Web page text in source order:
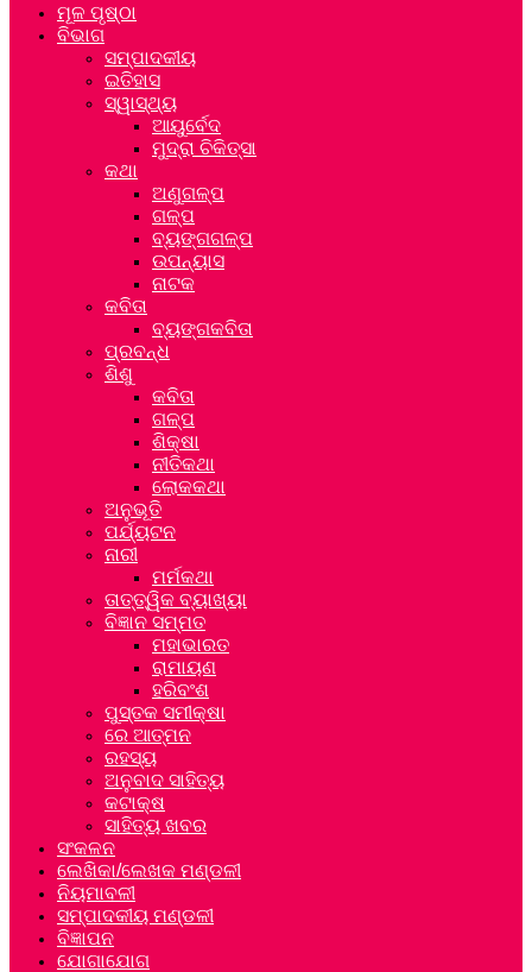
ମୂଳ ପୃଷ୍ଠା
ବିଭାଗ
ସମ୍ପାଦକୀୟ
ଇତିହାସ
ସ୍ୱାସ୍ଥ୍ୟ
ଆୟୁର୍ବେଦ
ମୁଦ୍ରା ଚିକିତ୍ସା
କଥା
ଅଣୁଗଳ୍ପ
ଗଳ୍ପ
ବ୍ୟଙ୍ଗଗଳ୍ପ
ଉପନ୍ୟାସ
ନାଟକ
କବିତା
ବ୍ୟଙ୍ଗକବିତା
ପ୍ରବନ୍ଧ
ଶିଶୁ
କବିତା
ଗଳ୍ପ
ଶିକ୍ଷା
ନୀତିକଥା
ଲୋକକଥା
ଅନୁଭୂତି
ପର୍ଯ୍ୟଟନ
ନାରୀ
ମର୍ମକଥା
ତାତ୍ତ୍ୱିକ ବ୍ୟାଖ୍ୟା
ବିଜ୍ଞାନ ସମ୍ମତ
ମହାଭାରତ
ରାମାୟଣ
ହରିବଂଶ
ପୁସ୍ତକ ସମୀକ୍ଷା
ରେ ଆତ୍ମନ
ରହସ୍ୟ
ଅନୁବାଦ ସାହିତ୍ୟ
କଟାକ୍ଷ
ସାହିତ୍ୟ ଖବର
ସଂକଳନ
ଲେଖିକା/ଲେଖକ ମଣ୍ଡଳୀ
ନିୟମାବଳୀ
ସମ୍ପାଦକୀୟ ମଣ୍ଡଳୀ
ବିଜ୍ଞାପନ
ଯୋଗାଯୋଗ